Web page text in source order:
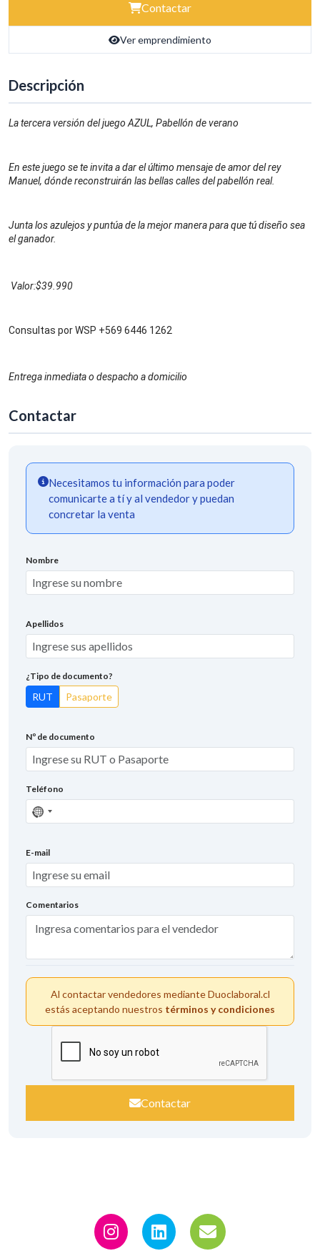
Contactar
Ver emprendimiento
Descripción
La tercera versión del juego AZUL, Pabellón de verano
En este juego se te invita a dar el último mensaje de amor del rey
Manuel, dónde reconstruirán las bellas calles del pabellón real.
Junta los azulejos y puntúa de la mejor manera para que tú diseño sea
el ganador.
Valor:$39.990
Consultas por WSP +569 6446 1262
Entrega inmediata o despacho a domicilio
Contactar
Necesitamos tu información para poder
comunicarte a tí y al vendedor y puedan
concretar la venta
Nombre
Apellidos
¿Tipo de documento?
RUT Pasaporte
Nº de documento
Teléfono
Sin
país
E-mail
Comentarios
Al contactar vendedores mediante Duoclaboral.cl
estás aceptando nuestros términos y condiciones
Contactar